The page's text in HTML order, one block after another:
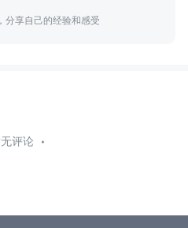
分享自己的经验和感受
评论